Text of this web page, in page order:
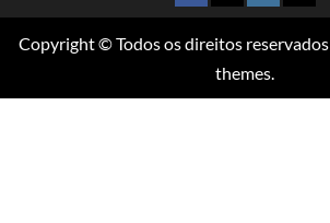
Copyright © Todos os direitos reservados
themes.